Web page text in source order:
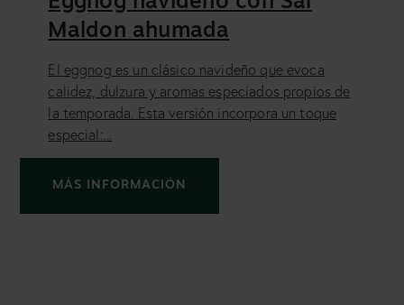
Maldon ahumada
El eggnog es un clásico navideño que evoca
calidez, dulzura y aromas especiados propios de
la temporada. Esta versión incorpora un toque
especial:...
MÁS INFORMACIÓN